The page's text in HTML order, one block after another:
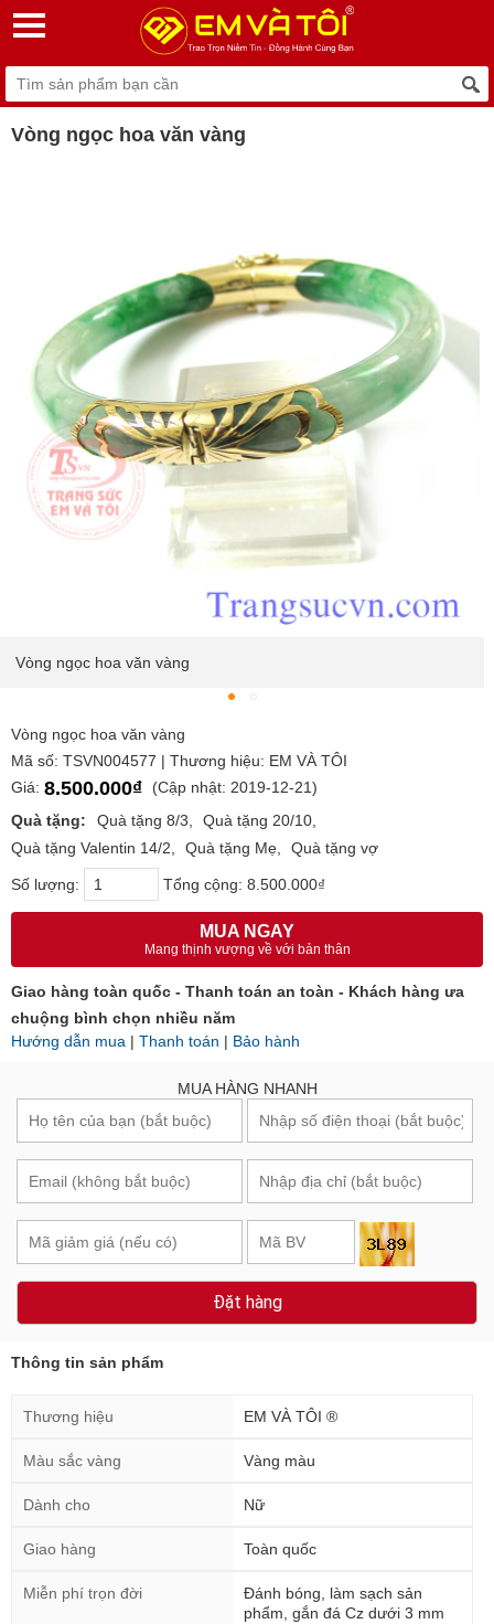
Vòng ngọc hoa văn vàng
Vòng ngọc hoa văn vàng
Vòng ngọc hoa văn vàng
Mã số: TSVN004577 | Thương hiệu: EM VÀ TÔI
Giá: 8.500.000₫
(Cập nhật: 2019-12-21)
Quà tặng:
Quà tặng 8/3
Quà tặng 20/10
Quà tặng Valentin 14/2
Quà tặng Mẹ Quà tặng vợ
Số lượng: Tổng cộng: 8.500.000₫
MUA NGAY
Mang thịnh vượng về với bản thân
Giao hàng toàn quốc - Thanh toán an toàn - Khách hàng ưa
chuộng bình chọn nhiều năm
Hướng dẫn mua | Thanh toán | Bảo hành
MUA HÀNG NHANH
Đặt hàng
Thông tin sản phẩm
Thương hiệu EM VÀ TÔI ®
Màu sắc vàng Vàng màu
Dành cho Nữ
Giao hàng Toàn quốc
Miễn phí trọn đời
Đánh bóng, làm sạch sản
phẩm, gắn đá Cz dưới 3 mm